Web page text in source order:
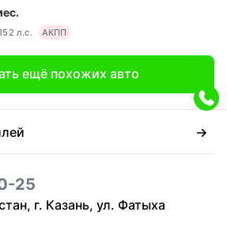
л.с. АКПП
ещё похожих авто
25
г. Казань, ул. Фатыха